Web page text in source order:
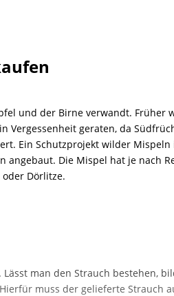
und der Birne verwandt.
Vergessenheit geraten, da
Ein Schutzprojekt wilder
Die Mispel hat je nach
Dörlitze.
man den Strauch bestehen,
muss der gelieferte